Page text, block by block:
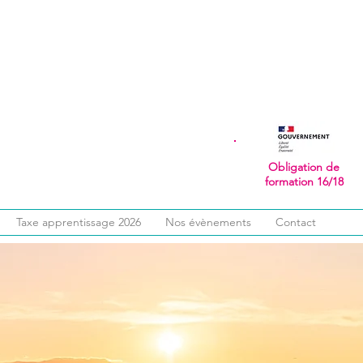
Obligation de
formation 16/18
Taxe apprentissage 2026 Nos évènements Contact